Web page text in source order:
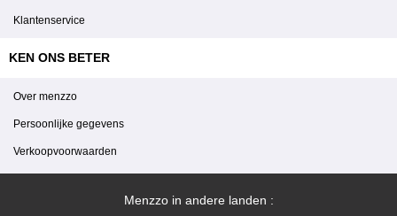
Klantenservice
KEN ONS BETER
Over menzzo
Persoonlijke gegevens
Verkoopvoorwaarden
Menzzo in andere landen :